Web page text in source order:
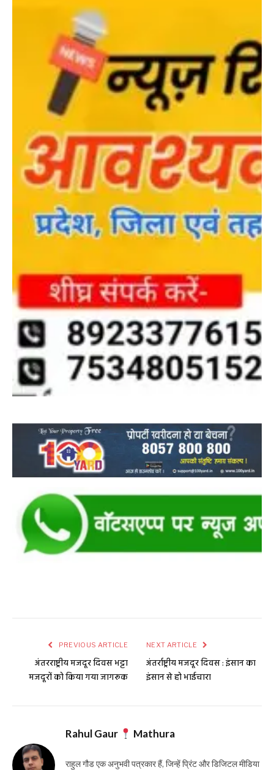
PREVIOUS ARTICLE
अंतरराष्ट्रीय मजदूर दिवस भट्टा
मजदूरों को किया गया जागरूक
NEXT ARTICLE
अंतर्राष्ट्रीय मजदूर दिवस : इंसान का
इंसान से हो भाईचारा
Rahul Gaur Mathura
राहुल गौड एक अनुभवी पत्रकार हैं, जिन्हें प्रिंट और डिजिटल मीडिया